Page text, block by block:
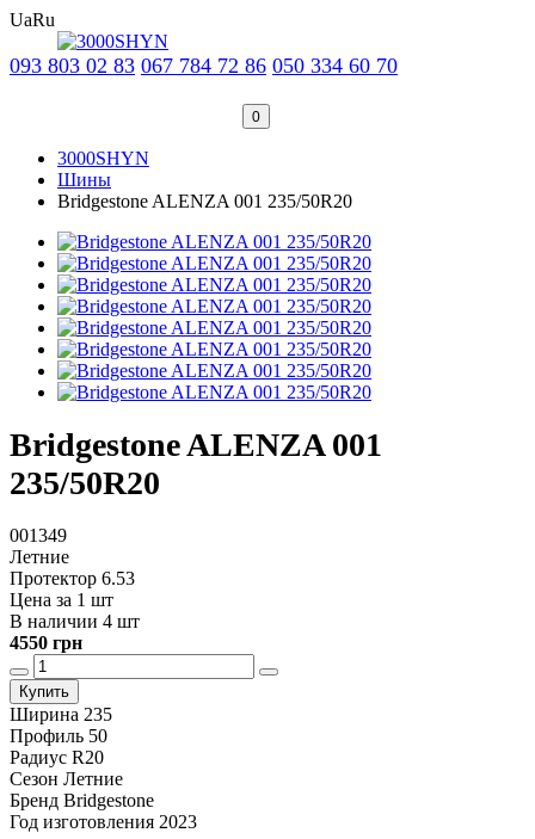
UaRu
093 803 02 83 067 784 72 86 050 334 60 70
0
3000SHYN
Шины
Bridgestone ALENZA 001 235/50R20
Bridgestone ALENZA 001
235/50R20
001349
Летние
Протектор 6.53
Цена за 1 шт
В наличии 4 шт
4550 грн
Купить
Ширина 235
Профиль 50
Радиус R20
Сезон Летние
Бренд Bridgestone
Год изготовления 2023